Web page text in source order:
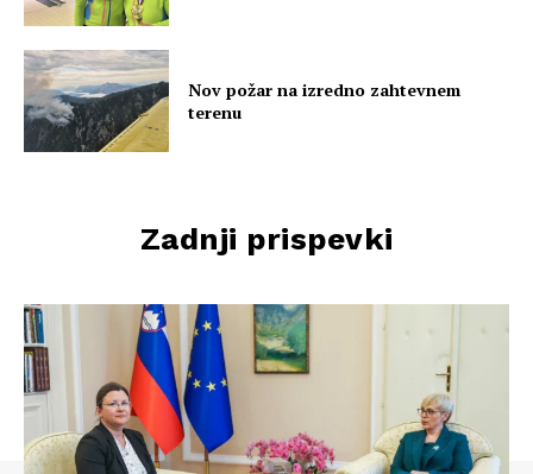
Nov požar na izredno zahtevnem
terenu
Zadnji prispevki